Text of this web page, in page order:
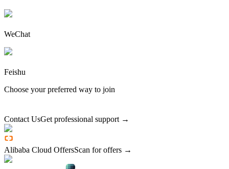
WeChat
Feishu
Choose your preferred way to join
Contact UsGet professional support →
Alibaba Cloud OffersScan for offers →